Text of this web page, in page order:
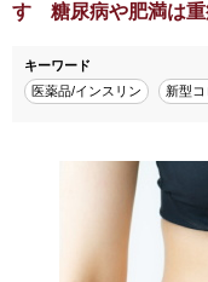
特集・連載
特集・連載 一覧へ
腎臓の健康道
グリコアルブミン
1型ライフ
す 糖尿病や肥満は重
キーワード
医薬品/インスリン
新型